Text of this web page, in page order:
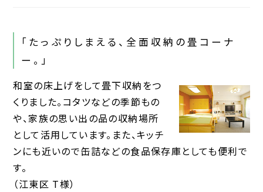
「たっぷりしまえる、全面収納の畳コーナ
ー。」
和室の床上げをして畳下収納をつ
くりました。コタツなどの季節もの
や、家族の思い出の品の収納場所
として活用しています。また、キッチ
ンにも近いので缶詰などの食品保存庫としても便利で
す。
（江東区 T様）